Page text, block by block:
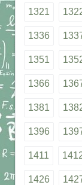
1321
1336
1351
1366
1381
1396
1411
1426